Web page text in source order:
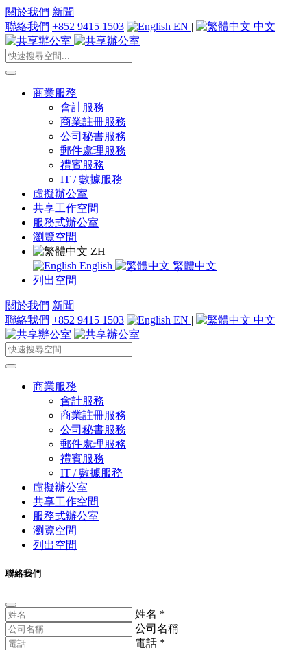
關於我們 新聞
聯絡我們 +852 9415 1503 EN | 中文
商業服務
會計服務
商業註冊服務
公司秘書服務
郵件處理服務
禮賓服務
IT / 數據服務
虛擬辦公室
共享工作空間
服務式辦公室
瀏覽空間
ZH
English
繁體中文
列出空間
關於我們 新聞
聯絡我們 +852 9415 1503 EN | 中文
商業服務
會計服務
商業註冊服務
公司秘書服務
郵件處理服務
禮賓服務
IT / 數據服務
虛擬辦公室
共享工作空間
服務式辦公室
瀏覽空間
列出空間
聯絡我們
姓名 *
公司名稱
電話 *